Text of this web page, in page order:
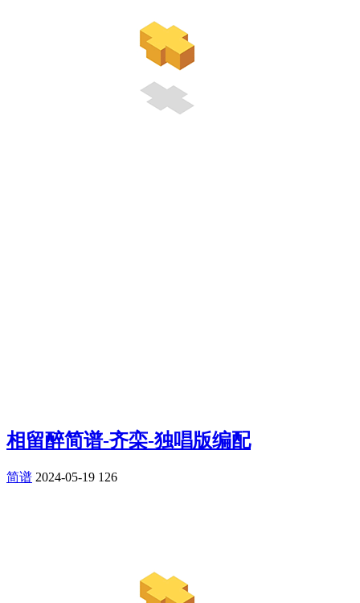
相留醉简谱-齐栾-独唱版编配
简谱 2024-05-19 126